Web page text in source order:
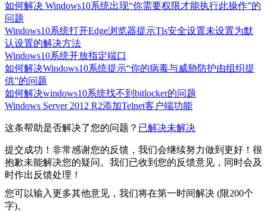
如何解决 Windows10系统出现“你需要权限才能执行此操作”的
问题
Windows10系统打开Edge浏览器提示Tls安全设置未设置为默
认设置的解决方法
Windows10系统开放指定端口
如何解决Windows10系统提示“你的病毒与威胁防护由组织提
供”的问题
如何解决windows10系统找不到bitlocker的问题
Windows Server 2012 R2添加Telnet客户端功能
这条帮助是否解决了您的问题？ 已解决未解决
提交成功！非常感谢您的反馈，我们会继续努力做到更好！ 很
抱歉未能解决您的疑问。我们已收到您的反馈意见，同时会及
时作出反馈处理！
您可以输入更多其他意见，我们将在第一时间解决 (限200个
字)。